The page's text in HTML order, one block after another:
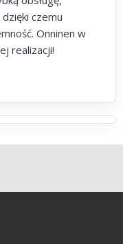
czemu
Onninen w
realizacji!